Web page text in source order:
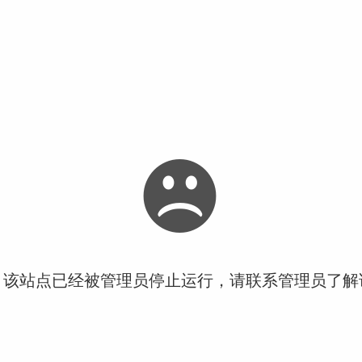
站点已经被管理员停止运行，请联系管理员了